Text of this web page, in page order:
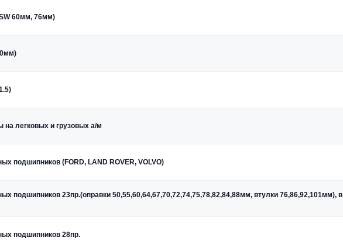
60мм, 76мм)
на легковых и грузовых а/м
подшипников (FORD, LAND ROVER, VOLVO)
подшипников 23пр.(оправки 50,55,60,64,67,70,72,74,75,78,82,84,88мм, втулки 76,86,92,101мм), в
подшипников 28пр.